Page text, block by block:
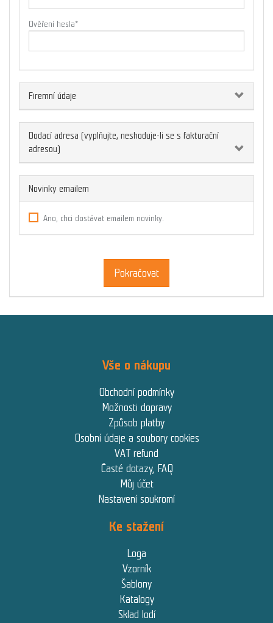
Ověření hesla*
Firemní údaje
Dodací adresa (vyplňujte, neshoduje-li se s fakturační
adresou)
Novinky emailem
Ano, chci dostávat emailem novinky.
Pokračovat
Vše o nákupu
Obchodní podmínky
Možnosti dopravy
Způsob platby
Osobní údaje a soubory cookies
VAT refund
Časté dotazy, FAQ
Můj účet
Nastavení soukromí
Ke stažení
Loga
Vzorník
Šablony
Katalogy
Sklad lodí